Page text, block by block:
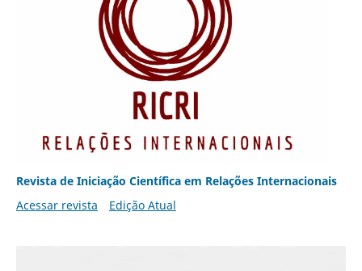
Revista de Iniciação Científica em Relações Internacionais
Acessar revista
Edição Atual